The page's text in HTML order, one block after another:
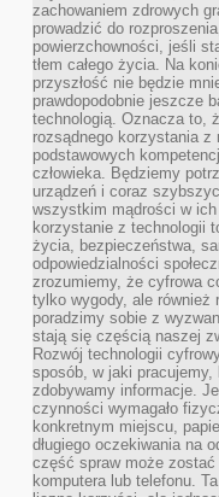
zachowaniem zdrowych
prowadzić do
powierzchowności, jeśli
tłem całego życia. Na
przyszłość nie będzie
prawdopodobnie jeszcze
technologią. Oznacza to,
rozsądnego korzystania z
podstawowych
człowieka. Będziemy
urządzeń i coraz
wszystkim mądrości w
korzystanie z technologii
życia, bezpieczeństwa,
odpowiedzialności
zrozumiemy, że cyfrowa
tylko wygody, ale również
poradzimy sobie z
stają się częścią naszej
Rozwój technologii
sposób, w jaki
zdobywamy informacje.
czynności wymagało
konkretnym miejscu,
długiego oczekiwania na
część spraw może zostać
komputera lub telefonu.